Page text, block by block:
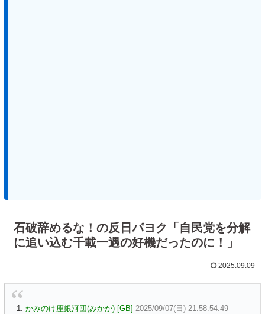
石破辞めるな！の反日パヨク「自民党を分解
に追い込む千載一遇の好機だったのに！」
2025.09.09
1: かみのけ座銀河団(みかか) [GB] 2025/09/07(日) 21:58:54.49